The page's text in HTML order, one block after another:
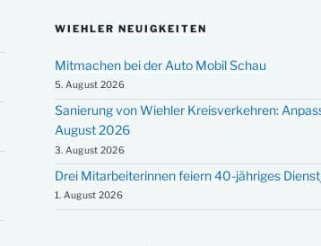
WIEHLER NEUIGKEITEN
Mitmachen bei der Auto Mobil Schau
5. August 2026
Sanierung von Wiehler Kreisverkehren:
August 2026
3. August 2026
Drei Mitarbeiterinnen feiern 40-jähriges
1. August 2026